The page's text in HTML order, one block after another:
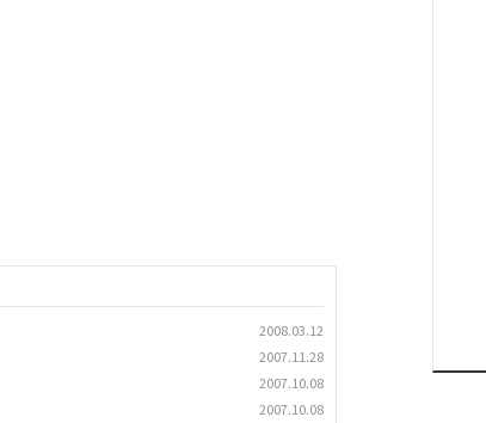
2008.03.12
2007.11.28
2007.10.08
2007.10.08